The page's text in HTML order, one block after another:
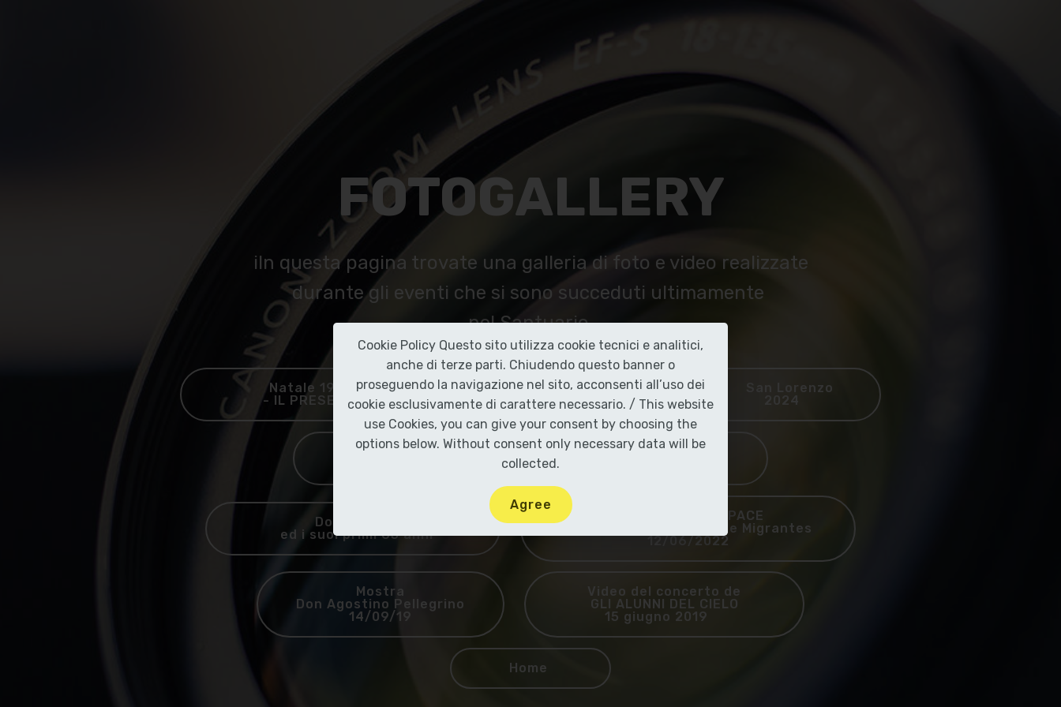
FOTOGALLERY
iIn questa pagina trovate una galleria di foto e video realizzate
durante gli eventi che si sono succeduti ultimamente
nel Santuario
Natale 1999
- IL PRESEPIO -
Presepe Meccanico
Natale 2021
San Lorenzo
2024
Castagnole Community
Voci Fuori dal Coro
Don Beppe
ed i suoi primi 65 anni
INSIEME PER LA PACE
Coordinamento regionale Migrantes
12/06/2022
Mostra
Don Agostino Pellegrino
14/09/19
Video del concerto de
GLI ALUNNI DEL CIELO
15 giugno 2019
Home
Cookie Policy Questo sito utilizza cookie tecnici e analitici,
anche di terze parti. Chiudendo questo banner o
proseguendo la navigazione nel sito, acconsenti all’uso dei
cookie esclusivamente di carattere necessario. / This website
use Cookies, you can give your consent by choosing the
options below. Without consent only necessary data will be
collected.
Agree